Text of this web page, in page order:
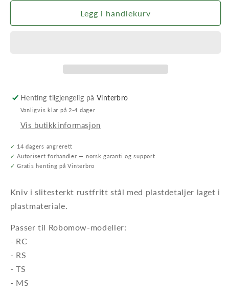
til
Kniv
til
Legg i handlekurv
Henting tilgjengelig på Vinterbro
Vanligvis klar på 2-4 dager
Vis butikkinformasjon
✓ 14 dagers angrerett
✓ Autorisert forhandler — norsk garanti og support
✓ Gratis henting på Vinterbro
Kniv i slitesterkt rustfritt stål med plastdetaljer laget i
plastmateriale.
Passer til Robomow-modeller:
- RC
- RS
- TS
- MS